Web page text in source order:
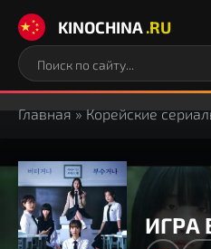
KINOCHINA.RU
Главная»Корейские
ИГРА